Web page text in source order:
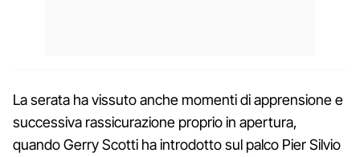
La serata ha vissuto anche momenti di apprensione e
successiva rassicurazione proprio in apertura,
quando Gerry Scotti ha introdotto sul palco Pier Silvio